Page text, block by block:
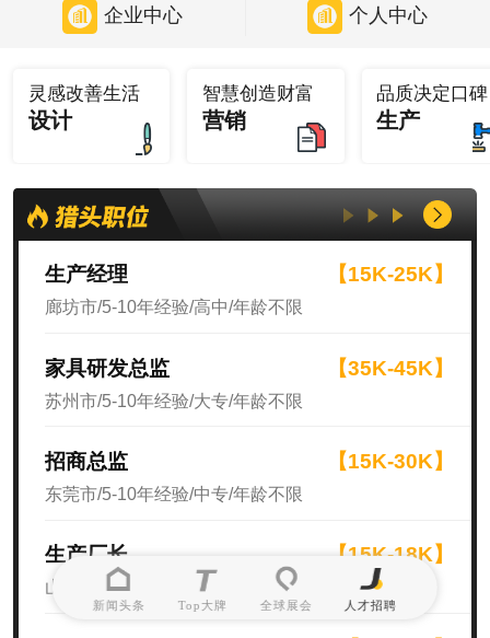
企业中心 个人中心
灵感改善生活
设计
智慧创造财富
营销
品质决定口碑
生产
生产经理 【15K-25K】
廊坊市/5-10年经验/高中/年龄不限
家具研发总监 【35K-45K】
苏州市/5-10年经验/大专/年龄不限
招商总监 【15K-30K】
东莞市/5-10年经验/中专/年龄不限
生产厂长 【15K-18K】
山东省/10年以上经验/高中/年龄不限
新闻头条 Top大牌 全球展会 人才招聘